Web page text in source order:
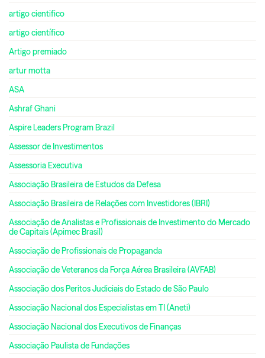
artigo cientifico
artigo científico
Artigo premiado
artur motta
ASA
Ashraf Ghani
Aspire Leaders Program Brazil
Assessor de Investimentos
Assessoria Executiva
Associação Brasileira de Estudos da Defesa
Associação Brasileira de Relações com Investidores (IBRI)
Associação de Analistas e Profissionais de Investimento do Mercado
de Capitais (Apimec Brasil)
Associação de Profissionais de Propaganda
Associação de Veteranos da Força Aérea Brasileira (AVFAB)
Associação dos Peritos Judiciais do Estado de São Paulo
Associação Nacional dos Especialistas em TI (Aneti)
Associação Nacional dos Executivos de Finanças
Associação Paulista de Fundações